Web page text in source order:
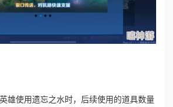
雄使用遗忘之水时，后续使用的道具数量